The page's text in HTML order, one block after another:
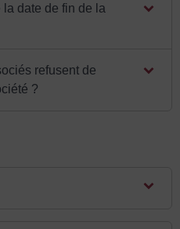
date de fin de la
refusent de
?